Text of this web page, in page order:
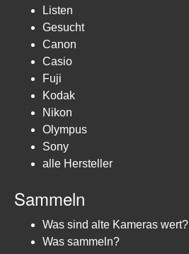
Listen
Gesucht
Canon
Casio
Fuji
Kodak
Nikon
Olympus
Sony
alle Hersteller
Sammeln
Was sind alte Kameras wert?
Was sammeln?